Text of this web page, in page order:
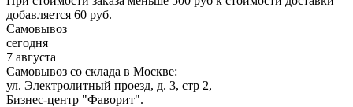
добавляется 60 руб.
Самовывоз
сегодня
7 августа
Самовывоз со склада в Москве:
ул. Электролитный проезд, д. 3, стр 2,
Бизнес-центр "Фаворит".